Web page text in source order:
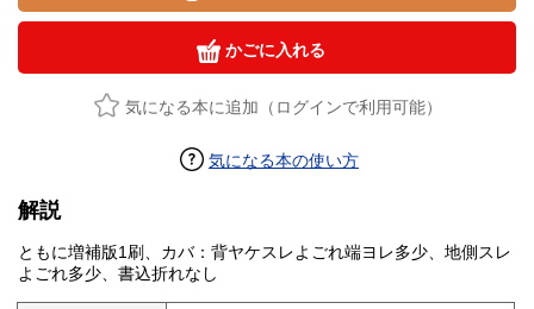
かごに入れる
気になる本に追加（ログインで利用可能）
気になる本の使い方
解説
ともに増補版1刷、カバ：背ヤケスレよごれ端ヨレ多少、地側スレ
よごれ多少、書込折れなし